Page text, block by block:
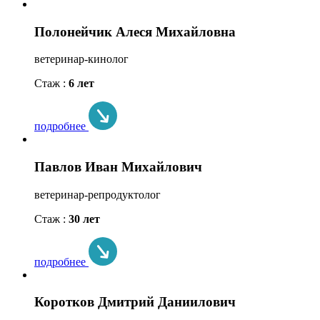
Полонейчик Алеся Михайловна
ветеринар-кинолог
Стаж : 6 лет
подробнее
Павлов Иван Михайлович
ветеринар-репродуктолог
Стаж : 30 лет
подробнее
Коротков Дмитрий Даниилович